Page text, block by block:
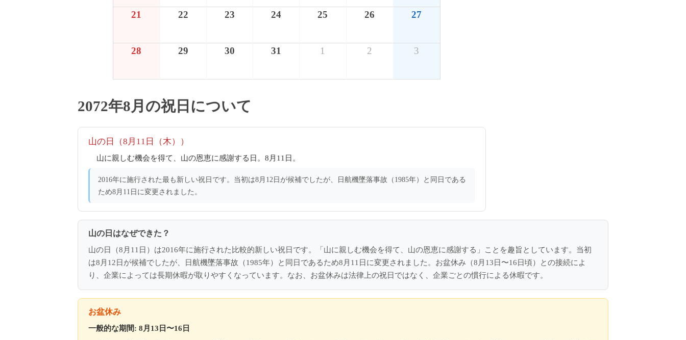
21 22 23 24 25 26 27
28 29 30 31 1 2 3
2072年8月の祝日について
山の日（8月11日（木））
山に親しむ機会を得て、山の恩恵に感謝する日。8月11日。
2016年に施行された最も新しい祝日です。当初は8月12日が候補でしたが、日航機墜落事故（1985年）と同日である
ため8月11日に変更されました。
山の日はなぜできた？
山の日（8月11日）は2016年に施行された比較的新しい祝日です。「山に親しむ機会を得て、山の恩恵に感謝する」ことを趣旨としています。当初
は8月12日が候補でしたが、日航機墜落事故（1985年）と同日であるため8月11日に変更されました。お盆休み（8月13日〜16日頃）との接続によ
り、企業によっては長期休暇が取りやすくなっています。なお、お盆休みは法律上の祝日ではなく、企業ごとの慣行による休暇です。
お盆休み
一般的な期間: 8月13日〜16日